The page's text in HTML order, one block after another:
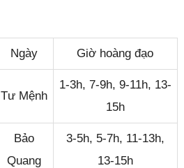
Ngày Giờ hoàng đạo
Tư Mệnh
1-3h, 7-9h, 9-11h, 13-
15h
Bảo
Quang
3-5h, 5-7h, 11-13h,
13-15h